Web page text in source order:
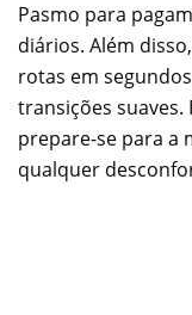
Pasmo para
diários. Além
rotas em
transições
prepare-se para a
qualquer